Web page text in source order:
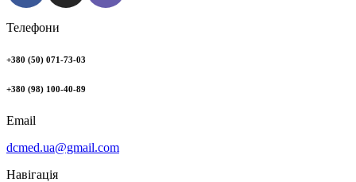
Телефони
+380 (50) 071-73-03
+380 (98) 100-40-89
Email
dcmed.ua@gmail.com
Навігація